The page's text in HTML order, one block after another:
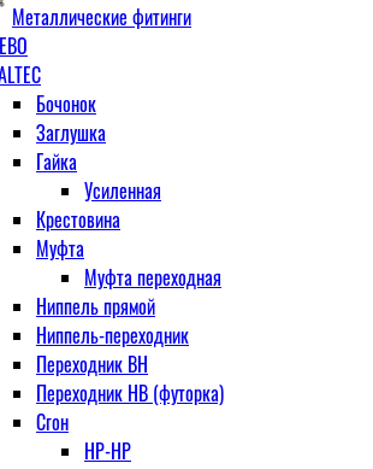
Металлические фитинги
Бочонок
Заглушка
Гайка
Усиленная
Крестовина
Муфта
Муфта переходная
Ниппель прямой
Ниппель-переходник
Переходник ВН
Переходник НВ (футорка)
Сгон
НР-НР